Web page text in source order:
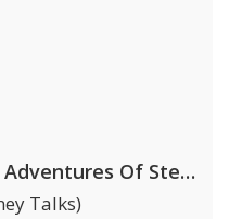
PAWSA & The Adventures Of Stevie V
Talks)